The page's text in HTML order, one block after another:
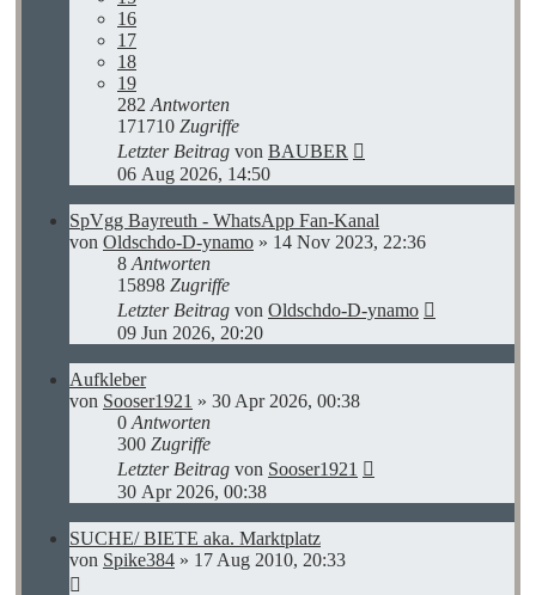
16
17
18
19
282 Antworten
171710 Zugriffe
Letzter Beitrag von BAUBER
06 Aug 2026, 14:50
SpVgg Bayreuth - WhatsApp Fan-Kanal
von Oldschdo-D-ynamo » 14 Nov 2023, 22:36
8 Antworten
15898 Zugriffe
Letzter Beitrag von Oldschdo-D-ynamo
09 Jun 2026, 20:20
Aufkleber
von Sooser1921 » 30 Apr 2026, 00:38
0 Antworten
300 Zugriffe
Letzter Beitrag von Sooser1921
30 Apr 2026, 00:38
SUCHE/ BIETE aka. Marktplatz
von Spike384 » 17 Aug 2010, 20:33